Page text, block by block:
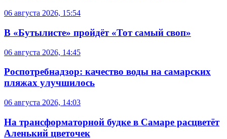
06 августа 2026, 15:54
В «Бутылисте» пройдёт «Тот самый своп»
06 августа 2026, 14:45
Роспотребнадзор: качество воды на самарских
пляжах улучшилось
06 августа 2026, 14:03
На трансформаторной будке в Самаре расцветёт
Аленький цветочек